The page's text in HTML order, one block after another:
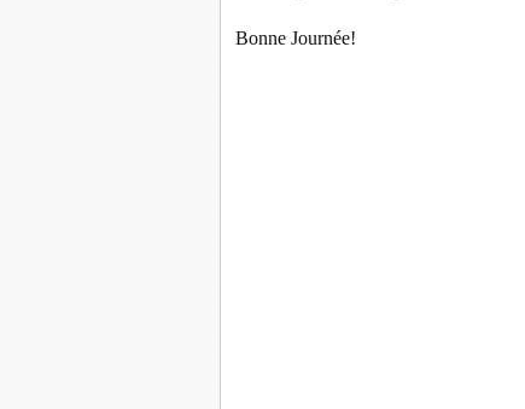
Bonne Journée!